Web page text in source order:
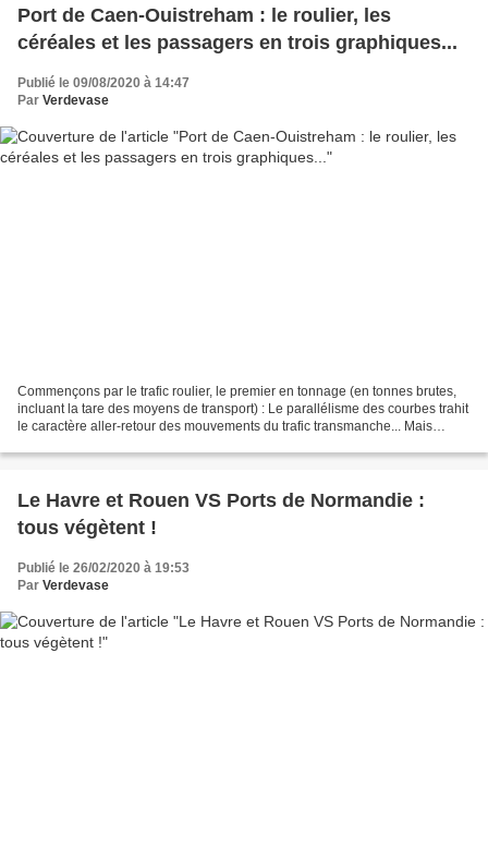
Port de Caen-Ouistreham : le roulier, les
céréales et les passagers en trois graphiques...
Publié le 09/08/2020 à 14:47
Par Verdevase
Commençons par le trafic roulier, le premier en tonnage (en tonnes brutes,
incluant la tare des moyens de transport) : Le parallélisme des courbes trahit
le caractère aller-retour des mouvements du trafic transmanche... Mais
Le Havre et Rouen VS Ports de Normandie :
tous végètent !
Publié le 26/02/2020 à 19:53
Par Verdevase